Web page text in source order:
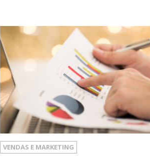
VENDAS E MARKETING